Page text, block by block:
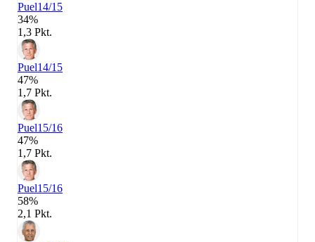
Puel14/15
34%
1,3 Pkt.
Puel14/15
47%
1,7 Pkt.
Puel15/16
47%
1,7 Pkt.
Puel15/16
58%
2,1 Pkt.